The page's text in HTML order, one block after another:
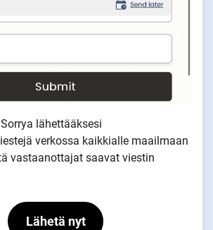
lähettääksesi
verkossa kaikkialle maailmaan
vastaanottajat saavat viestin
Lähetä nyt